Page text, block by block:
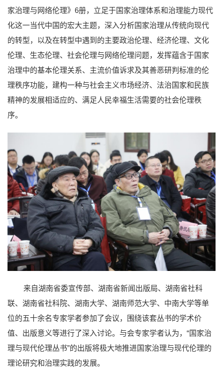
家治理与网络伦理》6册，立足于国家治理体系和治理能力现代
化这一当代中国的宏大主题，深入分析国家治理从传统向现代
的转型，以及在转型中遇到的主要政治伦理、经济伦理、文化
伦理、生态伦理、社会伦理与网络伦理问题，发挥蕴含于国家
治理中的基本伦理关系、主流价值诉求及其善恶研判标准的伦
理秩序功能，建构一种与社会主义市场经济、法治国家和民族
精神的发展相适应的、满足人民幸福生活需要的社会伦理秩
序。
来自湖南省委宣传部、湖南省新闻出版局、湖南省社科
联、湖南省社科院、湖南大学、湖南师范大学、中南大学等单
位的五十余名专家学者参加了会议，围绕该套丛书的学术价
值、出版意义等进行了深入讨论。与会专家学者认为，“国家治
理与现代伦理丛书”的出版将极大地推进国家治理与现代伦理的
理论研究和治理实践的发展。